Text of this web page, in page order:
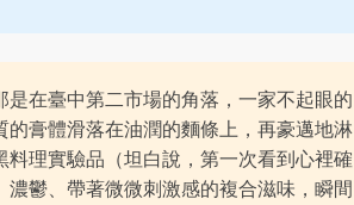
是在臺中第二市場的角落，一家不起眼的
膏體滑落在油潤的麵條上，再豪邁地淋
理實驗品（坦白說，第一次看到心裡確
鬱、帶著微微刺激感的複合滋味，瞬間